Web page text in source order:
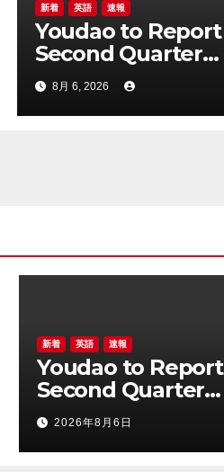
新着 英語 速報
Youdao to Report
Second Quarter
2026 Financial
Results on August
20
8月 6, 2026
新着 英語 速報
Youdao to Report
Second Quarter
2026 Financial
Results on August
20
2026年8月6日